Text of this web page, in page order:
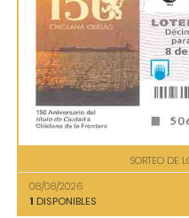
SORTEO DE
08/08/2026
1 DISPONIBLES